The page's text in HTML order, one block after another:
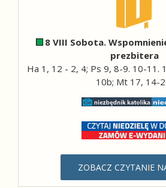
8 VIII Sobota.
prezbitera
Ha 1, 12 - 2, 4; Ps 9, 8-9. 10-11.
10b; Mt 17, 14-
ZOBACZ CZYTANIE